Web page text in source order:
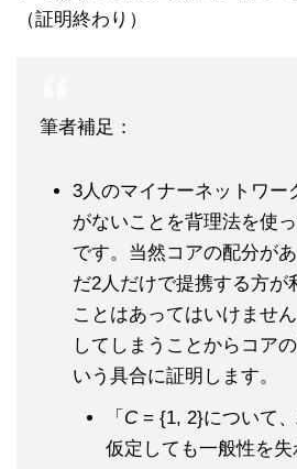
（証明終わり）
筆者補足：
3人のマイナーネットワー
がないことを背理法を使
です。当然コアの配分が
だ2人だけで提携する方が
ことはあってはいけませ
してしまうことからコア
いう具合に証明します。
「 C= {1, 2}について、
仮定しても一般性を